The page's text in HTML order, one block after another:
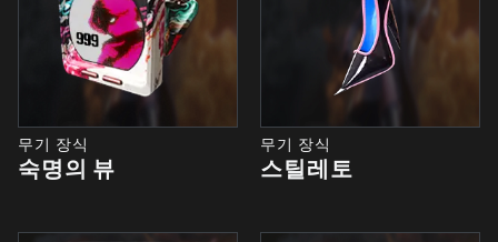
무기 장식
숙명의 뷰
무기 장식
스틸레토